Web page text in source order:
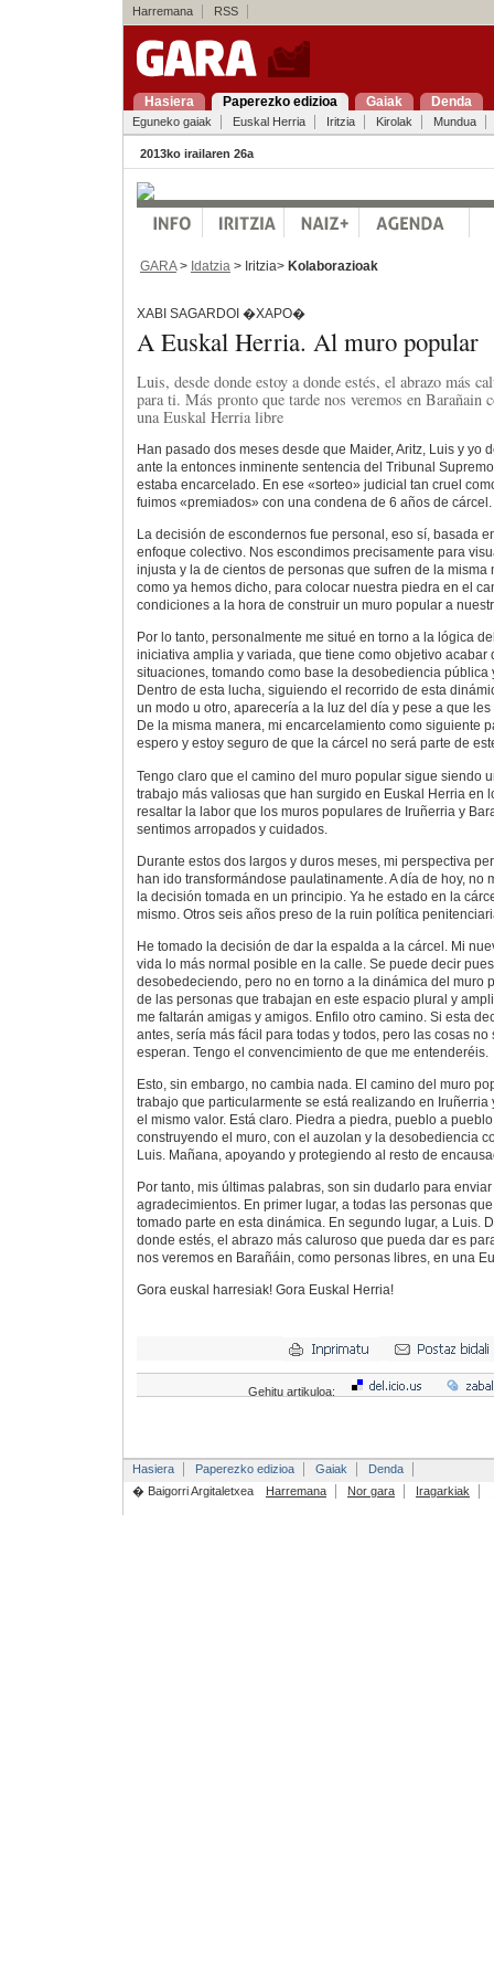
Harremana RSS
Hasiera Paperezko edizioa Gaiak Denda
Eguneko gaiak Euskal Herria Iritzia Kirolak Mundua
2013ko irailaren 26a
GARA> Idatzia > Iritzia> Kolaborazioak
XABI SAGARDOI �XAPO�
A Euskal Herria. Al muro popular
Luis, desde donde estoy a donde estés, el abrazo más
para ti. Más pronto que tarde nos veremos en Barañain
una Euskal Herria libre
Han pasado dos meses desde que Maider, Aritz, Luis y yo
ante la entonces inminente sentencia del Tribunal
estaba encarcelado. En ese «sorteo» judicial tan cruel
fuimos «premiados» con una condena de 6 años de cárcel.
La decisión de escondernos fue personal, eso sí, basada
enfoque colectivo. Nos escondimos precisamente para
injusta y la de cientos de personas que sufren de la misma
como ya hemos dicho, para colocar nuestra piedra en el
condiciones a la hora de construir un muro popular a
Por lo tanto, personalmente me situé en torno a la lógica
iniciativa amplia y variada, que tiene como objetivo acabar
situaciones, tomando como base la desobediencia pública
Dentro de esta lucha, siguiendo el recorrido de esta
un modo u otro, aparecería a la luz del día y pese a que
De la misma manera, mi encarcelamiento como siguiente
espero y estoy seguro de que la cárcel no será parte de
Tengo claro que el camino del muro popular sigue siendo
trabajo más valiosas que han surgido en Euskal Herria en
resaltar la labor que los muros populares de Iruñerria y
sentimos arropados y cuidados.
Durante estos dos largos y duros meses, mi perspectiva
han ido transformándose paulatinamente. A día de hoy, no
la decisión tomada en un principio. Ya he estado en la
mismo. Otros seis años preso de la ruin política
He tomado la decisión de dar la espalda a la cárcel. Mi
vida lo más normal posible en la calle. Se puede decir
desobedeciendo, pero no en torno a la dinámica del muro
de las personas que trabajan en este espacio plural y
me faltarán amigas y amigos. Enfilo otro camino. Si esta
antes, sería más fácil para todas y todos, pero las cosas
esperan. Tengo el convencimiento de que me entenderéis.
Esto, sin embargo, no cambia nada. El camino del muro
trabajo que particularmente se está realizando en
el mismo valor. Está claro. Piedra a piedra, pueblo a
construyendo el muro, con el auzolan y la desobediencia
Luis. Mañana, apoyando y protegiendo al resto de
Por tanto, mis últimas palabras, son sin dudarlo para
agradecimientos. En primer lugar, a todas las personas
tomado parte en esta dinámica. En segundo lugar, a Luis.
donde estés, el abrazo más caluroso que pueda dar es
nos veremos en Barañáin, como personas libres, en una
Gora euskal harresiak! Gora Euskal Herria!
Gehitu artikuloa:
Hasiera Paperezko edizioa Gaiak
Denda
� Baigorri Argitaletxea
Harremana Nor gara Iragarkiak